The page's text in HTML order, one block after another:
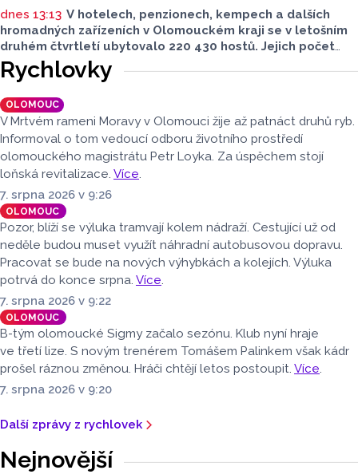
dnes 13:13 V hotelech, penzionech, kempech a dalších
hromadných zařízeních v Olomouckém kraji se v letošním
druhém čtvrtletí ubytovalo 220 430 hostů. Jejich počet
meziročně klesl o 1,2 procenta. Podle statistik však
přibylo ubytovaných cizinců, kterých bylo 45 548,
meziročně o 9,1 procenta více. Naopak domácích hostů
v regionu ubylo, kraj v tomto období navštívilo 174 882
turistů, což bylo meziročně o 3,6 procenta méně. Celkový
počet přenocování v kraji klesl o 4,7 procenta. Údaje
dnes zveřejnil Český statistický úřad (ČSÚ).
Rychlovky
OLOMOUC
V Mrtvém rameni Moravy v Olomouci žije až patnáct druhů ryb.
Informoval o tom vedoucí odboru životního prostředí
olomouckého magistrátu Petr Loyka. Za úspěchem stojí
loňská revitalizace. Více.
7. srpna 2026 v 9:26
OLOMOUC
Pozor, blíží se výluka tramvají kolem nádraží. Cestující už od
neděle budou muset využít náhradní autobusovou dopravu.
Pracovat se bude na nových výhybkách a kolejích. Výluka
potrvá do konce srpna. Více.
7. srpna 2026 v 9:22
OLOMOUC
B-tým olomoucké Sigmy začalo sezónu. Klub nyní hraje
ve třetí lize. S novým trenérem Tomášem Palinkem však kádr
prošel ráznou změnou. Hráči chtějí letos postoupit. Více.
7. srpna 2026 v 9:20
Další zprávy z rychlovek
Nejnovější